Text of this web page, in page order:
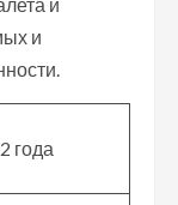
и
года